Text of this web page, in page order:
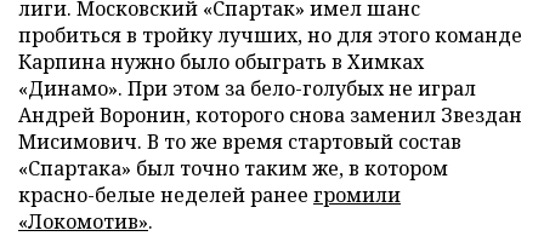
лиги. Московский «Спартак» имел шанс
пробиться в тройку лучших, но для этого команде
Карпина нужно было обыграть в Химках
«Динамо». При этом за бело-голубых не играл
Андрей Воронин, которого снова заменил Звездан
Мисимович. В то же время стартовый состав
«Спартака» был точно таким же, в котором
красно-белые неделей ранее громили
«Локомотив».